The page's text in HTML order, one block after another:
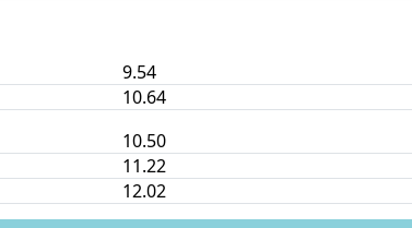
9.54
10.64
10.50
11.22
12.02